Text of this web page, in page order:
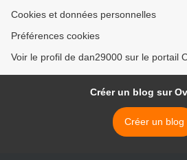
Cookies et données personnelles
Préférences cookies
Voir le profil de dan29000 sur le portail
Créer un blog sur
Créer un blog